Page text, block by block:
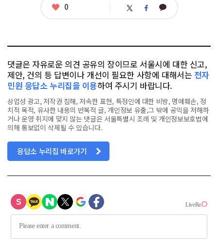
좋
0 트 페 카
댓글은 자유로운 의견 공유의 장이므로 서울시에 대한 신고,
제안, 건의 등 답변이나 개선이 필요한 사항에 대해서는 전자
민원 응답소 누리집을 이용하여 주시기 바랍니다.
상업성 광고, 저작권 침해, 저속한 표현, 특정인에 대한 비방, 명예훼손, 정
치적 목적, 유사한 내용의 반복적 글, 개인정보 유출,그 밖에 공익을 저해하
거나 운영 취지에 맞지 않는 댓글은 서울특별시 조례 및 개인정보보호법에
의해 통보없이 삭제될 수 있습니다.
응답소 누리집 바로가기